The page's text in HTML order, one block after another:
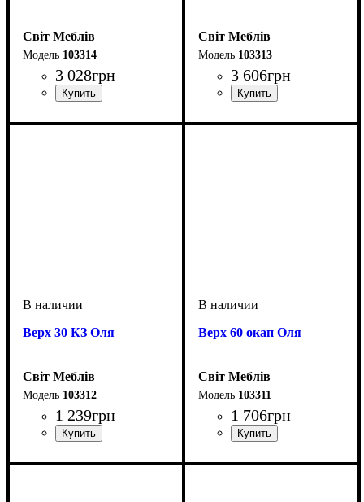
Світ Меблів
103314
3 028грн
Світ Меблів
103313
3 606грн
Верх 30 КЗ Оля
Світ Меблів
103312
1 239грн
Верх 60 окап Оля
Світ Меблів
103311
1 706грн